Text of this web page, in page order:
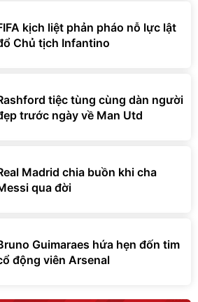
kịch liệt phản pháo nỗ lực lật
Chủ tịch Infantino
tiệc tùng cùng dàn người
trước ngày về Man Utd
Madrid chia buồn khi cha
qua đời
Guimaraes hứa hẹn đốn tim
động viên Arsenal